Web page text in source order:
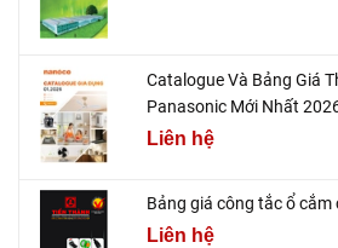
Catalogue Và Bảng Giá
Panasonic Mới Nhất
Liên hệ
Bảng giá công tắc ổ cắm
Liên hệ